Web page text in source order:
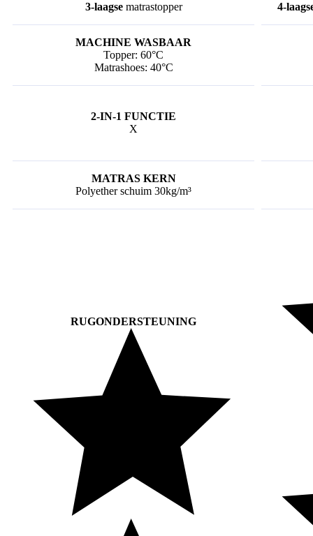
3-laagsematrastopper 4-
Topper: 60°C
Matrashoes: 40°C
X
Polyether schuim 30kg/m³